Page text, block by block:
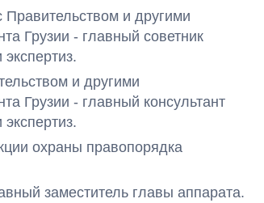
и другими
Грузии - главный советник
и другими
Грузии - главный консультант
охраны правопорядка
заместитель главы аппарата.